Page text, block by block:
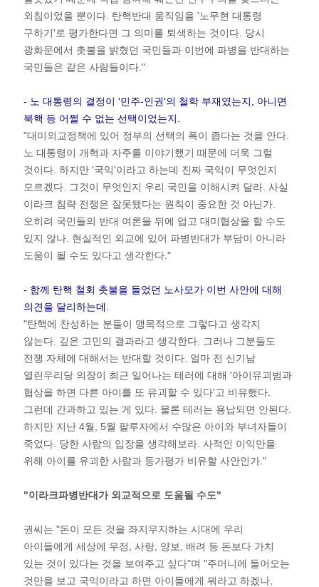
외침이었을 뿐이다. 탄핵반대 움직임을 '노무현 대통령
구하기'로 평가한다면 그 의미를 퇴색하는 것이다. 당시
광화문에서 촛불을 밝혔던 국민들과 이번에 파병을 반대하는
국민들은 같은 사람들이다."
- 노 대통령의 결정이 '민주-인권'의 철학 부재였는지, 아니면
북핵 등 어쩔 수 없는 선택이었는지.
"대미외교정책에 있어 정부의 선택의 폭이 좁다는 것을 안다.
노 대통령이 개혁과 자주를 이야기했기 때문에 더욱 그럴
것이다. 하지만 '국익'이라고 하는데 진짜 국익이 무엇인지
모르겠다. 그것이 무엇인지 우리 국민을 이해시켜 달라. 사실
이라크 침략 전쟁은 잘못됐다는 원칙이 중요한 것 아닌가.
오히려 국민들의 반대 여론을 뒤에 업고 대미협상을 할 수도
있지 않나. 현실적인 외교에 있어 파병반대가 부담이 아니라
도움이 될 수도 있다고 생각한다."
- 함께 탄핵 철회 촛불을 들었던 노사모가 이번 사안에 대해
의견을 달리하는데.
"탄핵에 찬성하는 분들이 맹목적으로 그렇다고 생각지
않는다. 깊은 고민의 결과라고 생각한다. 그러나 그분들도
전쟁 자체에 대해서는 반대할 것이다. 얼마 전 신기남
열린우리당 의장이 최근 일어나는 테러에 대해 '아이유괴범과
협상을 하면 다른 아이를 또 유괴할 수 있다'고 비유했다.
그런데 간과하고 있는 게 있다. 물론 테러는 용납되면 안된다.
하지만 지난 4월, 5월 팔루자에서 수많은 아이와 부녀자들이
죽었다. 당한 사람의 입장을 생각해보라. 사적인 이익만을
위해 아이를 유괴한 사람과 등가평가 비유할 사안인가."
"이라크파병반대가 외교적으로 도움될 수도"
권씨는 "돈이 모든 것을 좌지우지하는 시대에 우리
아이들에게 세상에 우정, 사랑, 양보, 배려 등 돈보다 가치
있는 것이 있다는 것을 보여주고 싶다"며 "주머니에 들어오는
것만을 보고 국익이라고 하면 아이들에게 뭐라고 하겠나,